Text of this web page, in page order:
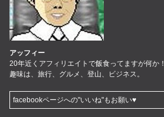
アッフィー
20年近くアフィリエイトで飯食ってますが何か！
趣味は、旅行、グルメ、登山、ビジネス。
facebookページへの"いいね"もお願い♥